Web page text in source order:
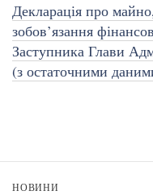
Декларація про
зобов’язання
Заступника Глави
(з остаточними
НОВИНИ